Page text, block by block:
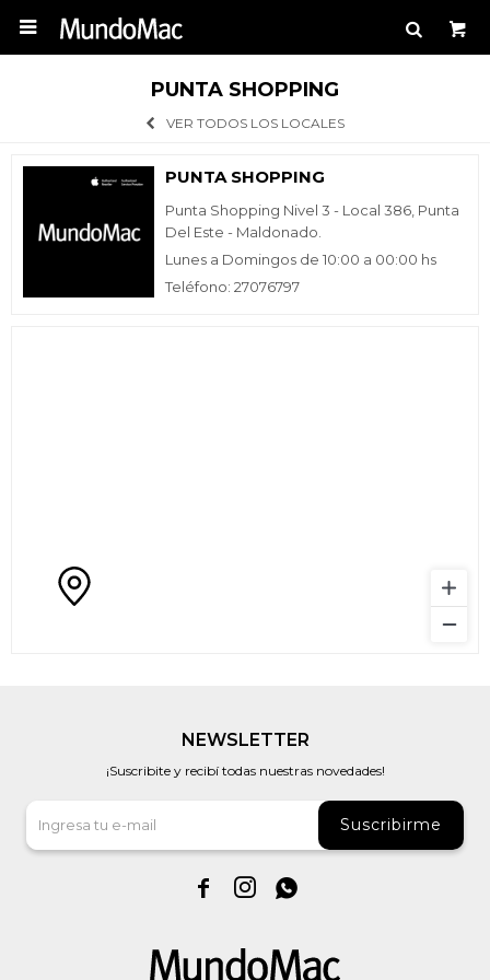

PUNTA SHOPPING
VER TODOS LOS LOCALES
PUNTA SHOPPING
Punta Shopping Nivel 3 - Local 386, Punta
Del Este - Maldonado.
Lunes a Domingos de 10:00 a 00:00 hs
Teléfono: 27076797
NEWSLETTER
¡Suscribite y recibí todas nuestras novedades!
Suscribirme
  